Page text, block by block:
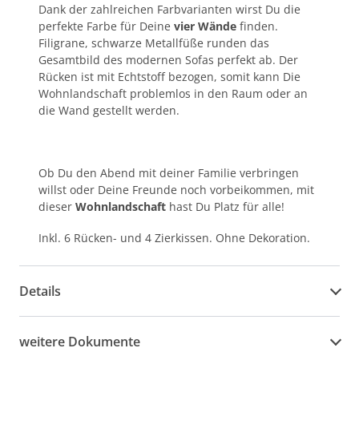
Dank der zahlreichen Farbvarianten wirst Du die
perfekte Farbe für Deine vier Wände finden.
Filigrane, schwarze Metallfüße runden das
Gesamtbild des modernen Sofas perfekt ab. Der
Rücken ist mit Echtstoff bezogen, somit kann Die
Wohnlandschaft problemlos in den Raum oder an
die Wand gestellt werden.
Ob Du den Abend mit deiner Familie verbringen
willst oder Deine Freunde noch vorbeikommen, mit
dieser Wohnlandschaft hast Du Platz für alle!
Inkl. 6 Rücken- und 4 Zierkissen. Ohne Dekoration.
Details
weitere Dokumente